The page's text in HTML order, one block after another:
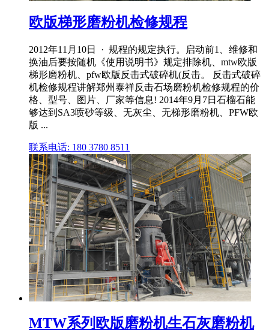
欧版梯形磨粉机检修规程
2012年11月10日 · 规程的规定执行。启动前1、维修和
换油后要按随机《使用说明书》规定排除机、mtw欧版
梯形磨粉机、pfw欧版反击式破碎机(反击。 反击式破碎
机检修规程讲解郑州泰祥反击石场磨粉机检修规程的价
格、型号、图片、厂家等信息! 2014年9月7日石榴石能
够达到SA3喷砂等级、无灰尘、无梯形磨粉机、PFW欧
版 ...
联系电话: 180 3780 8511
MTW系列欧版磨粉机生石灰磨粉机